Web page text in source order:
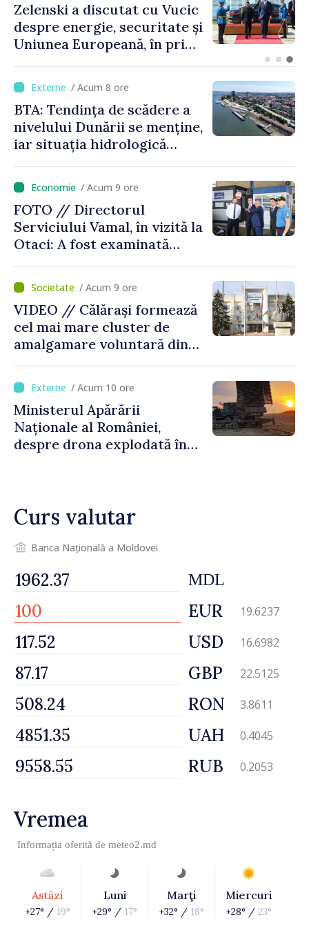
Bulgaria: Ambasadoarea
Ucrainei, convocată la
Ministerul de Externe în
/ Acum 8 ore
BTA: Tendința de scădere a
nivelului Dunării se menține,
iar situația hidrologică
/ Acum 9 ore
FOTO // Directorul
Serviciului Vamal, în vizită la
Otaci: A fost examinată
control vamal cu un scanner
performant/ Acum 9 ore
VIDEO // Călărași formează
cel mai mare cluster de
amalgamare voluntară din
orășenesc a aprobat decizia
finală
/ Acum 10 ore
Ministerul Apărării
Naționale al României,
despre drona explodată în
Curs valutar
Banca Națională a Moldovei
MDL
EUR 19.6237
USD 16.6982
GBP 22.5125
RON 3.8611
UAH 0.4045
RUB 0.2053
Vremea
Informația oferită de meteo2.md
Astăzi
+27° / 19°
Luni
+29° / 17°
Marţi
+32° / 18°
Miercuri
+28° / 23°